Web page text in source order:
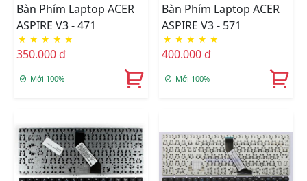
Bàn Phím Laptop ACER
ASPIRE V3 - 471
★ ★ ★ ★ ★
350.000 đ
Mới 100%
Bàn Phím Laptop ACER
ASPIRE V3 - 571
★ ★ ★ ★ ★
400.000 đ
Mới 100%